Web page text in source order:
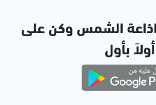
الشمس وكن على
بأول